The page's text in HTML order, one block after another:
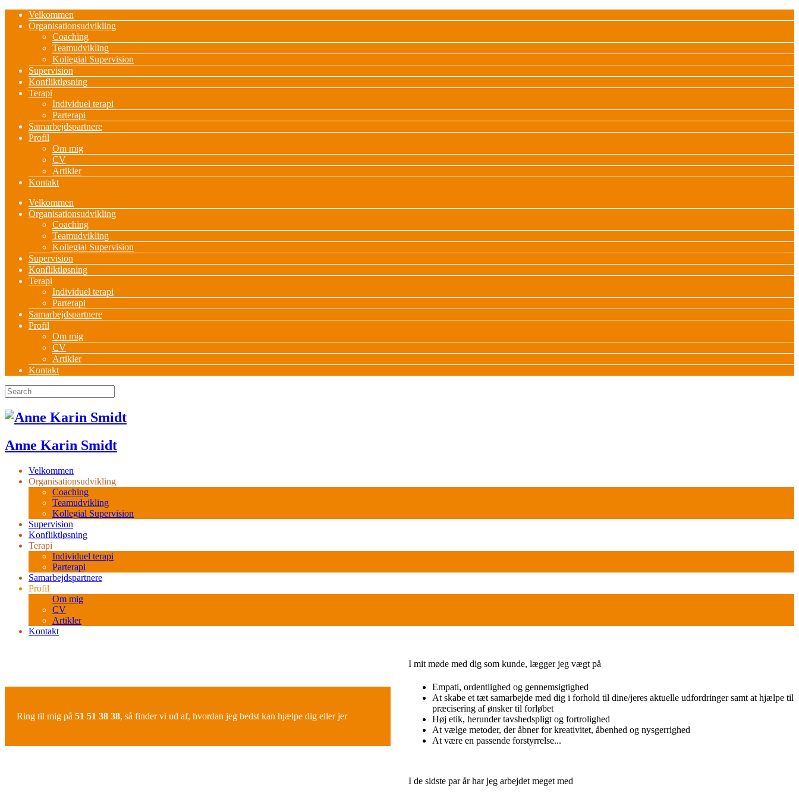
Velkommen
Organisationsudvikling
Coaching
Teamudvikling
Kollegial Supervision
Supervision
Konfliktløsning
Terapi
Individuel terapi
Parterapi
Samarbejdspartnere
Profil
Om mig
CV
Artikler
Kontakt
Velkommen
Organisationsudvikling
Coaching
Teamudvikling
Kollegial Supervision
Supervision
Konfliktløsning
Terapi
Individuel terapi
Parterapi
Samarbejdspartnere
Profil
Om mig
CV
Artikler
Kontakt
Anne Karin Smidt
Velkommen
Organisationsudvikling
Coaching
Teamudvikling
Kollegial Supervision
Supervision
Konfliktløsning
Terapi
Individuel terapi
Parterapi
Samarbejdspartnere
Profil
Om mig
CV
Artikler
Kontakt
Ring til mig på 51 51 38 38, så finder vi ud af, hvordan jeg bedst kan hjælpe dig eller jer
I mit møde med dig som kunde, lægger jeg vægt på
Empati, ordentlighed og gennemsigtighed
At skabe et tæt samarbejde med dig i forhold til dine/jeres aktuelle udfordringer samt at hjælpe til
præcisering af ønsker til forløbet
Høj etik, herunder tavshedspligt og fortrolighed
At vælge metoder, der åbner for kreativitet, åbenhed og nysgerrighed
At være en passende forstyrrelse...
I de sidste par år har jeg arbejdet meget med